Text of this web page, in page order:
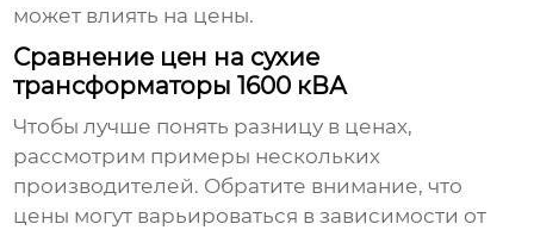
может влиять на цены.
Сравнение цен на сухие
трансформаторы 1600 кВА
Чтобы лучше понять разницу в ценах,
рассмотрим примеры нескольких
производителей. Обратите внимание, что
цены могут варьироваться в зависимости от